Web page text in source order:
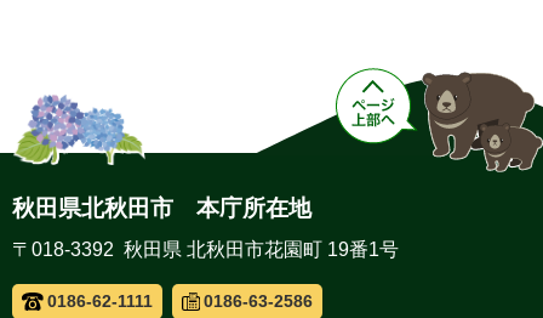
秋田県北秋田市 本庁所在地
〒018-3392 秋田県 北秋田市花園町 19番1号
0186-62-1111 0186-63-2586